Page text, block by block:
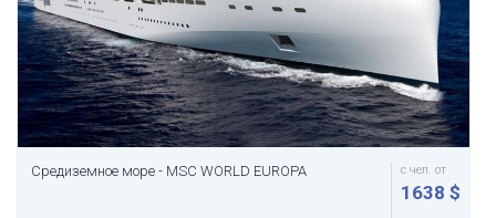
Средиземное море - MSC WORLD EUROPA с чел. от
1638 $